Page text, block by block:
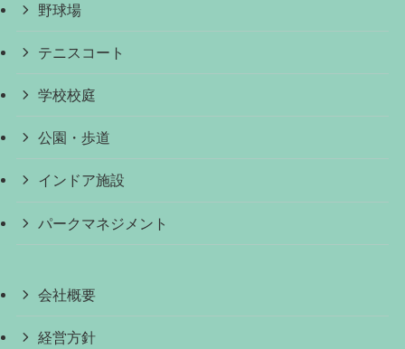
野球場
テニスコート
学校校庭
公園・歩道
インドア施設
パークマネジメント
会社概要
経営方針